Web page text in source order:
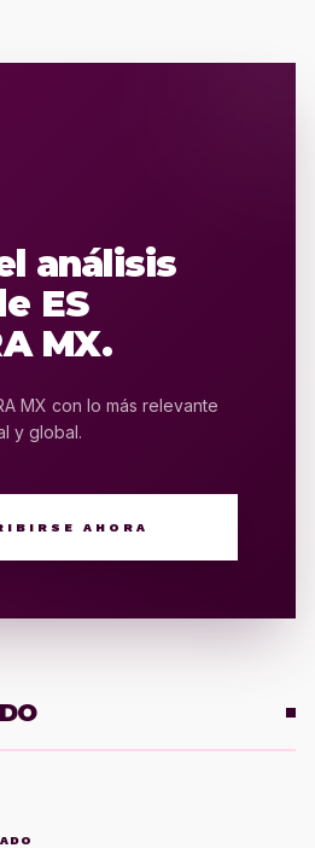
análisis
ES
MX.
MX con lo más relevante
y global.
AHORA